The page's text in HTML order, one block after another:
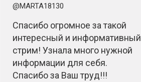
@MARTA18130
Спасибо огромное за такой
интересный и информативный
стрим! Узнала много нужной
информации для себя.
Спасибо за Ваш труд!!!